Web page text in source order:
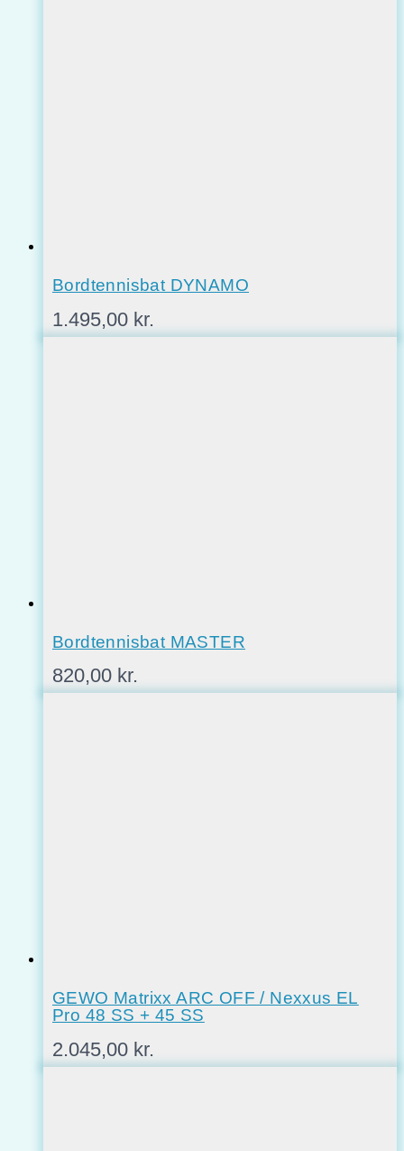
Bordtennisbat DYNAMO
1.495,00 kr.
Bordtennisbat MASTER
820,00 kr.
GEWO Matrixx ARC OFF / Nexxus EL
Pro 48 SS + 45 SS
2.045,00 kr.